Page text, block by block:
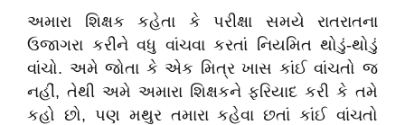
અમારા શિક્ષક કહેતા કે પરીક્ષા સમયે રાતરાતના
ઉજાગરા કરીને વધુ વાંચવા કરતાં નિયમિત થોડું-થોડું
વાંચો. અમે જોતા કે એક મિત્ર ખાસ કાંઈ વાંચતો જ
નહીં, તેથી અમે અમારા શિક્ષકને ફરિયાદ કરી કે તમે
કહો છો, પણ મથુર તમારા કહેવા છતાં કાંઈ વાંચતો